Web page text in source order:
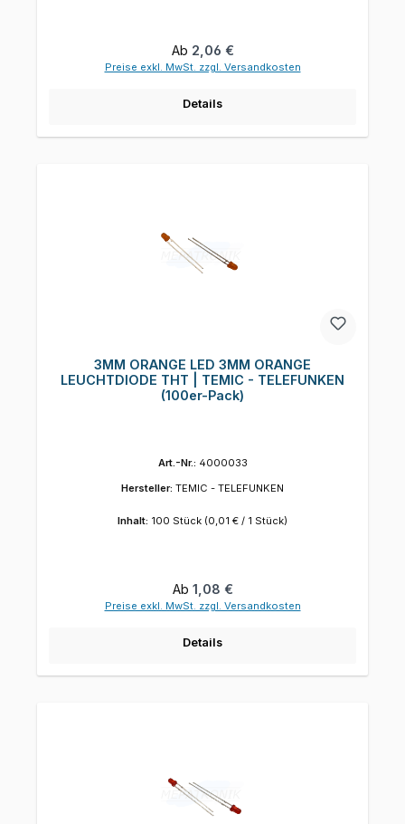
Regulärer Preis:
Ab 2,06 €
Preise exkl. MwSt. zzgl. Versandkosten
Details
3MM ORANGE LED 3MM ORANGE
LEUCHTDIODE THT | TEMIC - TELEFUNKEN
(100er-Pack)
Art.-Nr.: 4000033
Hersteller: TEMIC - TELEFUNKEN
Inhalt: 100 Stück (0,01 € / 1 Stück)
Regulärer Preis:
Ab 1,08 €
Preise exkl. MwSt. zzgl. Versandkosten
Details